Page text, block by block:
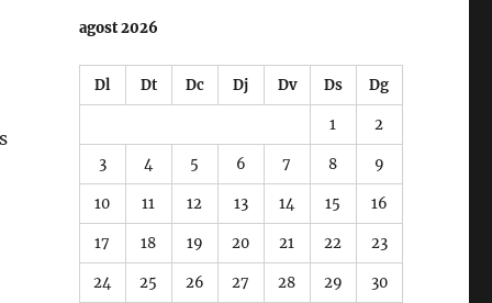
agost 2026
Dl Dt Dc Dj Dv Ds Dg
1 2
3 4 5 6 7 8 9
10 11 12 13 14 15 16
17 18 19 20 21 22 23
24 25 26 27 28 29 30